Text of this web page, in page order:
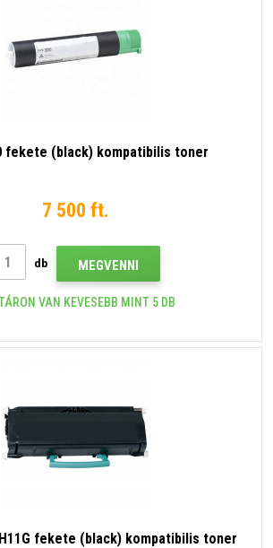
fekete (black) kompatibilis toner
7 500 ft.
db MEGVENNI
VAN KEVESEBB MINT 5 DB
fekete (black) kompatibilis toner